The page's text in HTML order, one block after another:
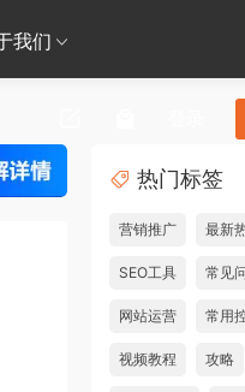
我们
热门标签
营销推广 最新
SEO工具 常见
网站运营 常用
视频教程 攻略